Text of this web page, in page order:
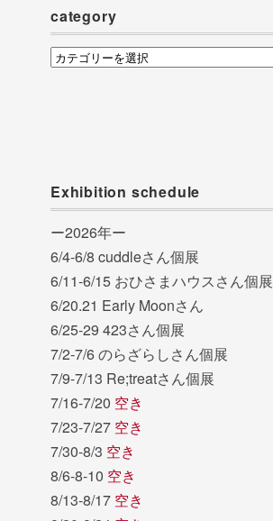
category
category
Exhibition schedule
ー2026年ー
6/4-6/8 cuddleさん個展
6/11-6/15 おひさまハウスさん個展
6/20.21 Early Moonさん
6/25-29 423さん個展
7/2-7/6 のらざらしさん個展
7/9-7/13 Re;treatさん個展
7/16-7/20 空き
7/23-7/27 空き
7/30-8/3 空き
8/6-8-10 空き
8/13-8/17 空き